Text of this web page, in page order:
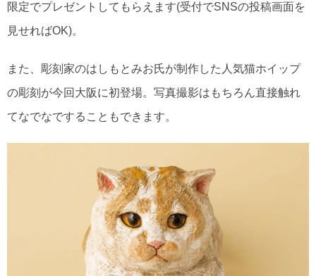
限定でプレゼントしてもらえます(受付でSNSの投稿画面を
見せればOK)。
また、彫刻家のはしもとみお氏が制作した人気猫ホイップ
の彫刻が今回大阪に初登場。写真撮影はもちろん直接触れ
てなでなですることもできます。